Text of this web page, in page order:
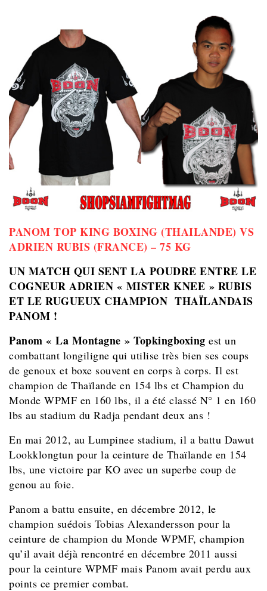
PANOM TOP KING BOXING (THAILANDE) VS
ADRIEN RUBIS (FRANCE) – 75 KG
UN MATCH QUI SENT LA POUDRE ENTRE LE
COGNEUR ADRIEN « MISTER KNEE » RUBIS
ET LE RUGUEUX CHAMPION THAÏLANDAIS
PANOM !
Panom « La Montagne » Topkingboxing est un
combattant longiligne qui utilise très bien ses coups
de genoux et boxe souvent en corps à corps. Il est
champion de Thaïlande en 154 lbs et Champion du
Monde WPMF en 160 lbs, il a été classé N° 1 en 160
lbs au stadium du Radja pendant deux ans !
En mai 2012, au Lumpinee stadium, il a battu Dawut
Lookklongtun pour la ceinture de Thaïlande en 154
lbs, une victoire par KO avec un superbe coup de
genou au foie.
Panom a battu ensuite, en décembre 2012, le
champion suédois Tobias Alexandersson pour la
ceinture de champion du Monde WPMF, champion
qu’il avait déjà rencontré en décembre 2011 aussi
pour la ceinture WPMF mais Panom avait perdu aux
points ce premier combat.